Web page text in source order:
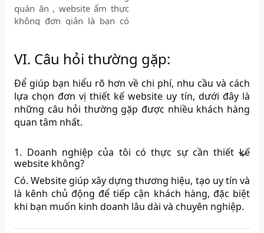
kết mạng xã hội được đặt ở
vị trí đầu tiên khi vào
dàng. Tiếp theo là hình ảnh
mắt, và thông tin giới thiệu
hấp dẫn giúp khách hàng
có thể nắm bắt nhanh về vị
trí cũng như các thông tin
hấp dẫn khác về khách sạn
quán ăn , website ẩm thực
không đơn giản là bạn có
ăn, dịch vụ mà bạn có, mà
phải thể hiện được những
đặc trưng riêng của mình
mà chỉ nhà hàng của bạn
mới có.Thể hiện được sự
thu hút khách hàng dù họ
chưa từng đến nhà hàng
của bạn lần nào.
VI. Câu hỏi thường gặp:
Để giúp bạn hiểu rõ hơn về chi phí, nhu cầu và cách
lựa chọn đơn vị thiết kế website uy tín, dưới đây là
những câu hỏi thường gặp được nhiều khách hàng
quan tâm nhất.
1. Doanh nghiệp của tôi có thực sự cần thiết kế
website không?
Có. Website giúp xây dựng thương hiệu, tạo uy tín và
là kênh chủ động để tiếp cận khách hàng, đặc biệt
khi bạn muốn kinh doanh lâu dài và chuyên nghiệp.